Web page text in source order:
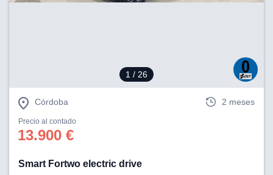
1 / 26
Córdoba 2 meses
Precio al contado
13.900 €
Smart Fortwo electric drive